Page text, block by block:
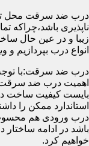
درب ضد سرقت محل
ناپذیری باشد،چراکه
زیبا و در عین حال
انواع درب بپردازیم و
درب ضد سرقت:با توجه
اهمیت درب ضد سرقت
بایست کیفیت ساخت
استاندارد ممکن را
درب ورودی هم محسوب
باشد در ادامه
خواهیم کرد.